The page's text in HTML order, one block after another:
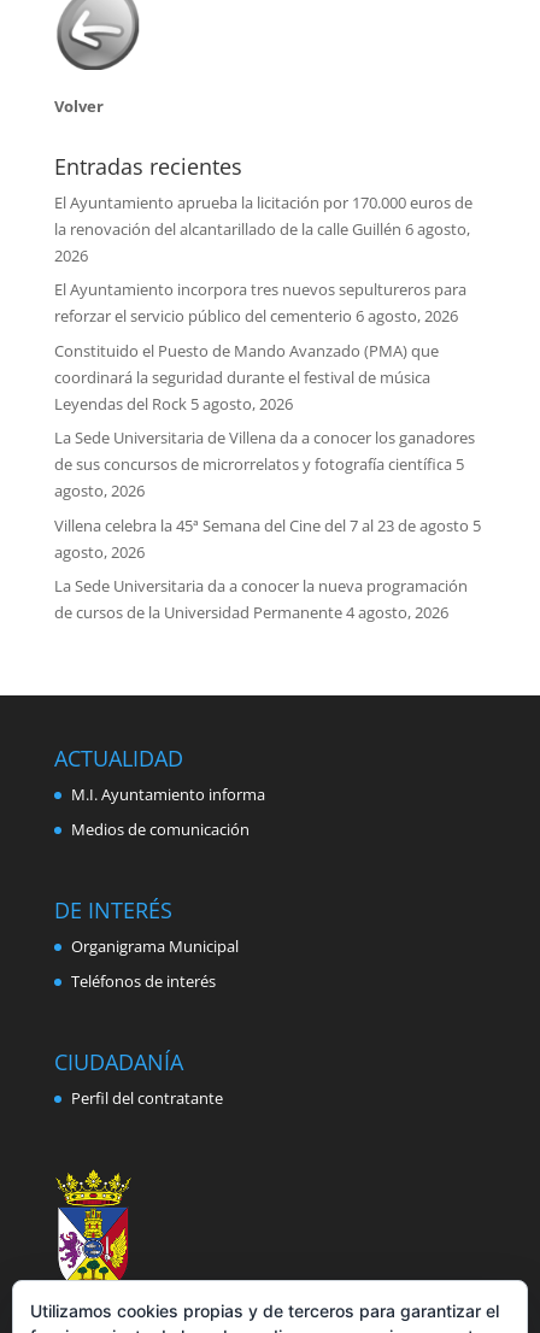
Volver
Entradas recientes
El Ayuntamiento aprueba la licitación por 170.000 euros de
la renovación del alcantarillado de la calle Guillén 6 agosto,
2026
El Ayuntamiento incorpora tres nuevos sepultureros para
reforzar el servicio público del cementerio 6 agosto, 2026
Constituido el Puesto de Mando Avanzado (PMA) que
coordinará la seguridad durante el festival de música
Leyendas del Rock 5 agosto, 2026
La Sede Universitaria de Villena da a conocer los ganadores
de sus concursos de microrrelatos y fotografía científica 5
agosto, 2026
Villena celebra la 45ª Semana del Cine del 7 al 23 de agosto 5
agosto, 2026
La Sede Universitaria da a conocer la nueva programación
de cursos de la Universidad Permanente4 agosto, 2026
ACTUALIDAD
M.I. Ayuntamiento informa
Medios de comunicación
DE INTERÉS
Organigrama Municipal
Teléfonos de interés
CIUDADANÍA
Perfil del contratante
Utilizamos cookies propias y de terceros para garantizar el